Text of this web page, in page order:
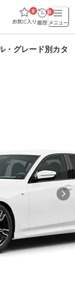
0 0
・グレード別カタ